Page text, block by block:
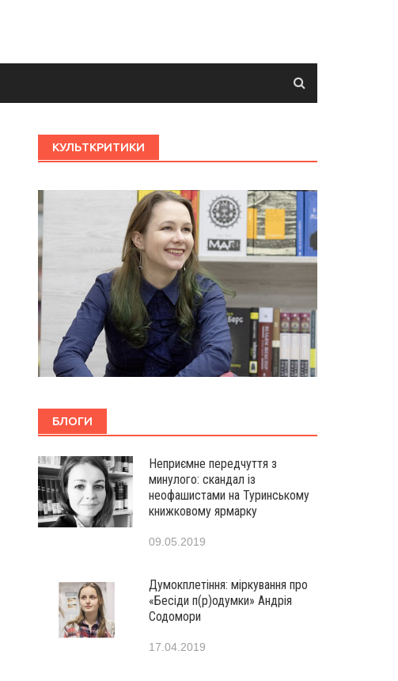
КУЛЬТКРИТИКИ
БЛОГИ
Неприємне передчуття з
минулого: скандал із
неофашистами на Туринському
книжковому ярмарку
09.05.2019
Думокплетіння: міркування про
«Бесіди п(р)одумки» Андрія
Содомори
17.04.2019